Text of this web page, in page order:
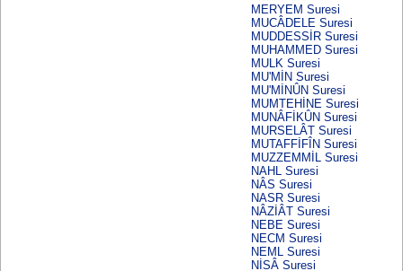
MERYEM Suresi
MUCÂDELE Suresi
MUDDESSİR Suresi
MUHAMMED Suresi
MULK Suresi
MU'MİN Suresi
MU'MİNÛN Suresi
MUMTEHİNE Suresi
MUNÂFİKÛN Suresi
MURSELÂT Suresi
MUTAFFİFÎN Suresi
MUZZEMMİL Suresi
NAHL Suresi
NÂS Suresi
NASR Suresi
NÂZİÂT Suresi
NEBE Suresi
NECM Suresi
NEML Suresi
NİSÂ Suresi